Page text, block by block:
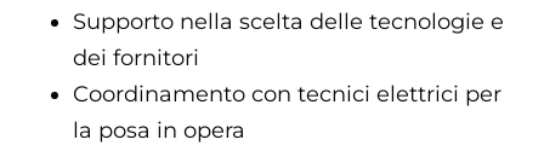
Supporto nella scelta delle tecnologie e
dei fornitori
Coordinamento con tecnici elettrici per
la posa in opera